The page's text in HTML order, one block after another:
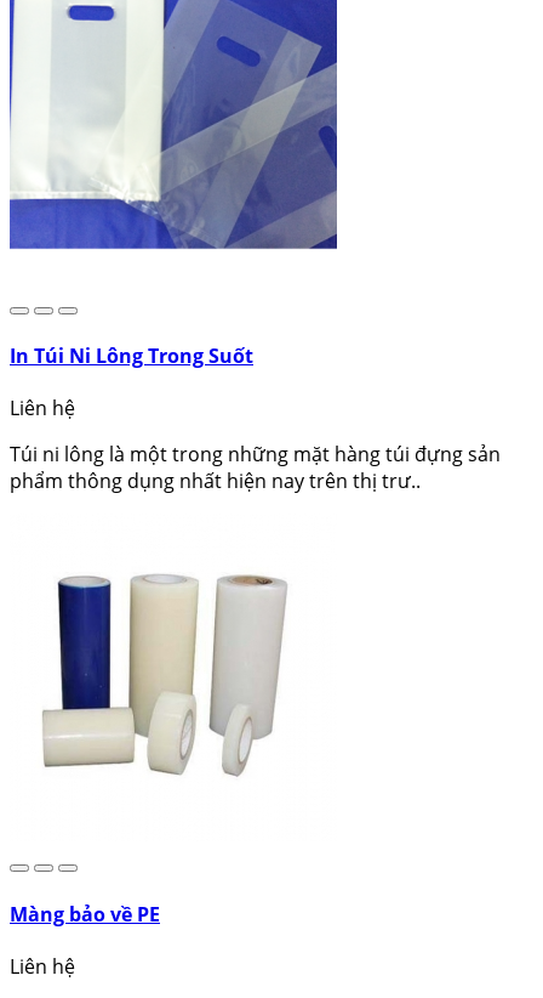
In Túi Ni Lông Trong Suốt
Liên hệ
Túi ni lông là một trong những mặt hàng túi đựng sản
phẩm thông dụng nhất hiện nay trên thị trư..
Màng bảo về PE
Liên hệ